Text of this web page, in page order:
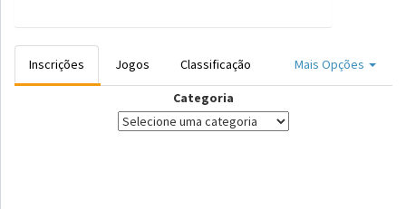
Mais Opções
Inscrições Jogos Classificação
Categoria